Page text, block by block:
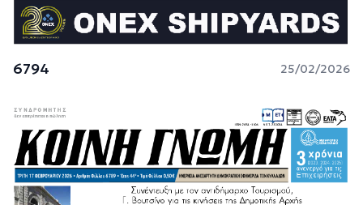
6794 25/02/2026